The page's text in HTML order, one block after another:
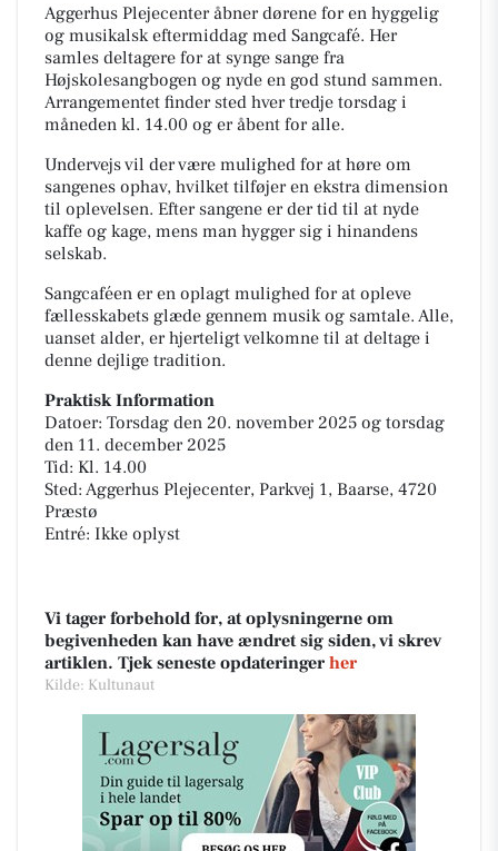
Aggerhus Plejecenter åbner dørene for en hyggelig
og musikalsk eftermiddag med Sangcafé. Her
samles deltagere for at synge sange fra
Højskolesangbogen og nyde en god stund sammen.
Arrangementet finder sted hver tredje torsdag i
måneden kl. 14.00 og er åbent for alle.
Undervejs vil der være mulighed for at høre om
sangenes ophav, hvilket tilføjer en ekstra dimension
til oplevelsen. Efter sangene er der tid til at nyde
kaffe og kage, mens man hygger sig i hinandens
selskab.
Sangcaféen er en oplagt mulighed for at opleve
fællesskabets glæde gennem musik og samtale. Alle,
uanset alder, er hjerteligt velkomne til at deltage i
denne dejlige tradition.
Praktisk Information
Datoer: Torsdag den 20. november 2025 og torsdag
den 11. december 2025
Tid: Kl. 14.00
Sted: Aggerhus Plejecenter, Parkvej 1, Baarse, 4720
Præstø
Entré: Ikke oplyst
Vi tager forbehold for, at oplysningerne om
begivenheden kan have ændret sig siden, vi skrev
artiklen. Tjek seneste opdateringer her
Kilde: Kultunaut